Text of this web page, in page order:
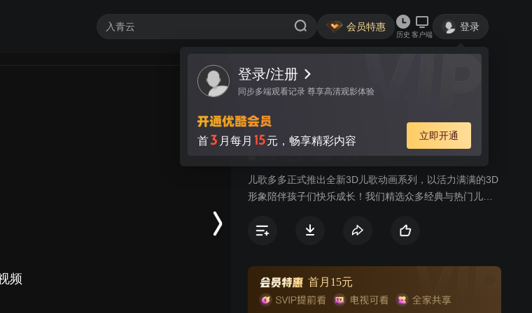
会员特惠
历史 客户端
登录
登录/注册
同步多端观看记录 尊享高清观影体验
首3 月每月 15元，畅享精彩内容 立即开通
频
视频 讨论
儿歌多多3D版
友情
儿歌多多正式推出全新3D儿歌动画系列，以活力满满的3D
形象陪伴孩子们快乐成长！我们精选众多经典与热门儿
舞动身体、感受节奏。本系列由儿歌多多团队精心打造，
曲目，以及当下流行的儿童歌曲，转化为富有感染力的视
听体验。每一首儿歌都配有精心编排的亲子互动舞蹈，旨
首月15元